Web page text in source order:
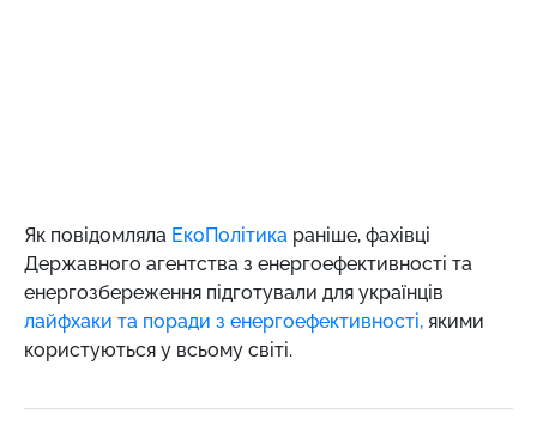
Як повідомляла ЕкоПолітика раніше, фахівці
Державного агентства з енергоефективності та
енергозбереження підготували для українців
лайфхаки та поради з енергоефективності, якими
користуються у всьому світі.